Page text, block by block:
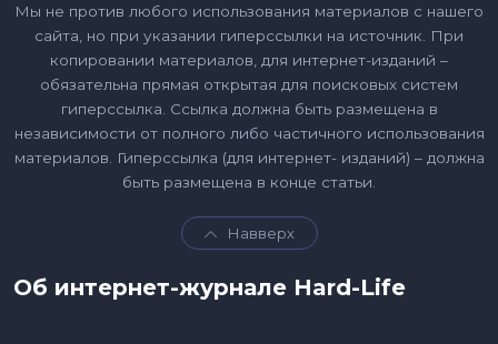
Мы не против любого использования материалов с нашего
сайта, но при указании гиперссылки на источник. При
копировании материалов, для интернет-изданий –
обязательна прямая открытая для поисковых систем
гиперссылка. Ссылка должна быть размещена в
независимости от полного либо частичного использования
материалов. Гиперссылка (для интернет- изданий) – должна
быть размещена в конце статьи.
Навверх
Об интернет-журнале Hard-Life